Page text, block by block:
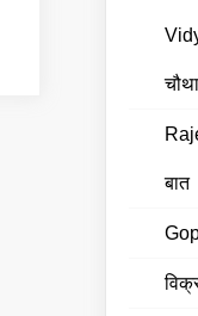
बात